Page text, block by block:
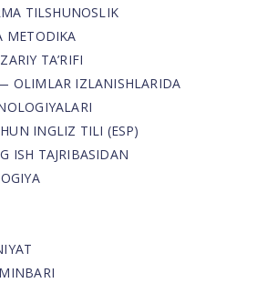
TILSHUNOSLIK
METODIKA
TA’RIFI
OLIMLAR IZLANISHLARIDA
INGLIZ TILI (ESP)
ISH TAJRIBASIDAN